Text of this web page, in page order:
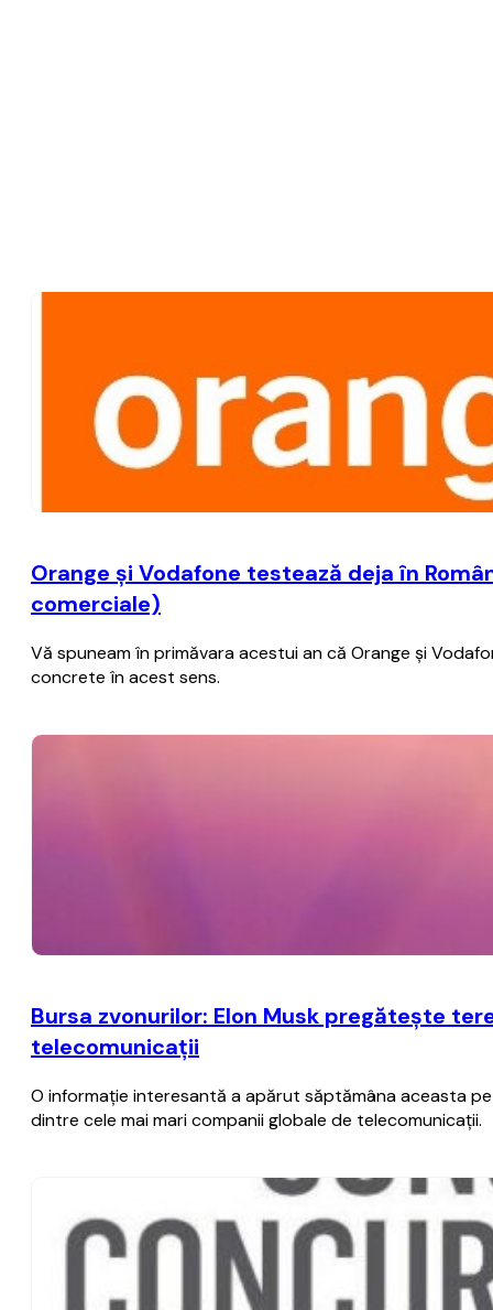
Orange şi Vodafone testează deja în
comerciale)
Vă spuneam în primăvara acestui an că Orange şi
concrete în acest sens.
Bursa zvonurilor: Elon Musk pregăteşte
telecomunicaţii
O informaţie interesantă a apărut săptămâna aceasta
dintre cele mai mari companii globale de telecomunicaţii.